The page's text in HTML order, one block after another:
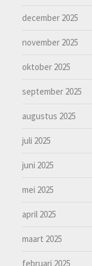
december 2025
november 2025
oktober 2025
september 2025
augustus 2025
juli 2025
juni 2025
mei 2025
april 2025
maart 2025
februari 2025